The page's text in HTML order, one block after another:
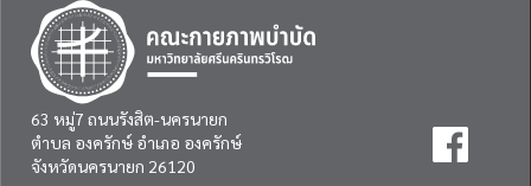
63 หมู่7 ถนนรังสิต-นครนายก
ตำบล องครักษ์ อำเภอ องครักษ์
จังหวัดนครนายก 26120